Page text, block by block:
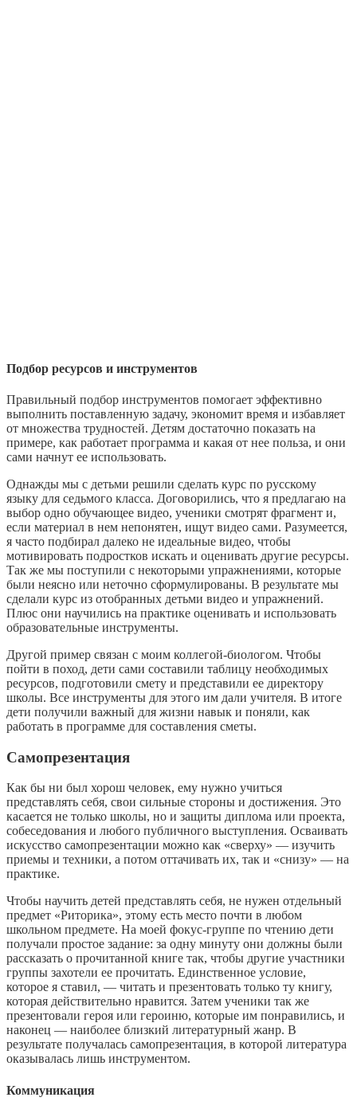
Подбор ресурсов и инструментов
Правильный подбор инструментов помогает эффективно
выполнить поставленную задачу, экономит время и избавляет
от множества трудностей. Детям достаточно показать на
примере, как работает программа и какая от нее польза, и они
сами начнут ее использовать.
Однажды мы с детьми решили сделать курс по русскому
языку для седьмого класса. Договорились, что я предлагаю на
выбор одно обучающее видео, ученики смотрят фрагмент и,
если материал в нем непонятен, ищут видео сами. Разумеется,
я часто подбирал далеко не идеальные видео, чтобы
мотивировать подростков искать и оценивать другие ресурсы.
Так же мы поступили с некоторыми упражнениями, которые
были неясно или неточно сформулированы. В результате мы
сделали курс из отобранных детьми видео и упражнений.
Плюс они научились на практике оценивать и использовать
образовательные инструменты.
Другой пример связан с моим коллегой-биологом. Чтобы
пойти в поход, дети сами составили таблицу необходимых
ресурсов, подготовили смету и представили ее директору
школы. Все инструменты для этого им дали учителя. В итоге
дети получили важный для жизни навык и поняли, как
работать в программе для составления сметы.
Самопрезентация
Как бы ни был хорош человек, ему нужно учиться
представлять себя, свои сильные стороны и достижения. Это
касается не только школы, но и защиты диплома или проекта,
собеседования и любого публичного выступления. Осваивать
искусство самопрезентации можно как «сверху» — изучить
приемы и техники, а потом оттачивать их, так и «снизу» — на
практике.
Чтобы научить детей представлять себя, не нужен отдельный
предмет «Риторика», этому есть место почти в любом
школьном предмете. На моей фокус-группе по чтению дети
получали простое задание: за одну минуту они должны были
рассказать о прочитанной книге так, чтобы другие участники
группы захотели ее прочитать. Единственное условие,
которое я ставил, — читать и презентовать только ту книгу,
которая действительно нравится. Затем ученики так же
презентовали героя или героиню, которые им понравились, и
наконец — наиболее близкий литературный жанр. В
результате получалась самопрезентация, в которой литература
оказывалась лишь инструментом.
Коммуникация